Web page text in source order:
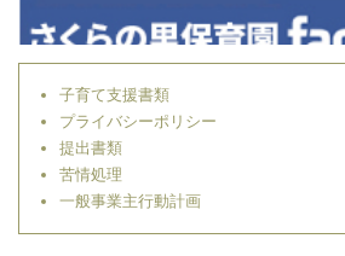
子育て支援書類
プライバシーポリシー
提出書類
苦情処理
一般事業主行動計画